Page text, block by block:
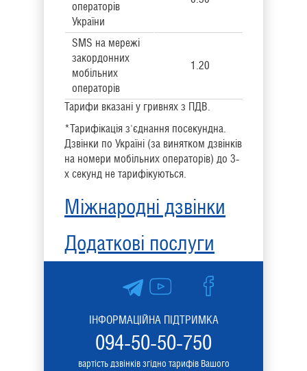
операторів
України
SMS на мережі
закордонних
мобільних
операторів
1.20
Тарифи вказані у гривнях з ПДВ.
*Тарифікація з'єднання посекундна.
Дзвінки по Україні (за винятком дзвінків
на номери мобільних операторів) до 3-
х секунд не тарифікуються.
Міжнародні дзвінки
Додаткові послуги
ІНФОРМАЦІЙНА ПІДТРИМКА
094-50-50-750
вартість дзвінків згідно тарифів Вашого